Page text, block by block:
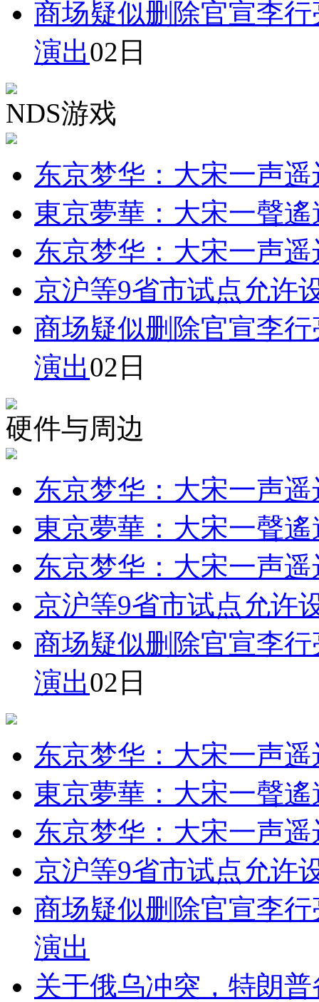
商场疑似删除官宣李
演出02日
NDS游戏
东京梦华：大宋一声
東京夢華：大宋一聲
东京梦华：大宋一声
京沪等9省市试点允许
商场疑似删除官宣李
演出02日
硬件与周边
东京梦华：大宋一声
東京夢華：大宋一聲
东京梦华：大宋一声
京沪等9省市试点允许
商场疑似删除官宣李
演出02日
东京梦华：大宋一声
東京夢華：大宋一聲
东京梦华：大宋一声
京沪等9省市试点允许
商场疑似删除官宣李
演出
关于俄乌冲突，特朗